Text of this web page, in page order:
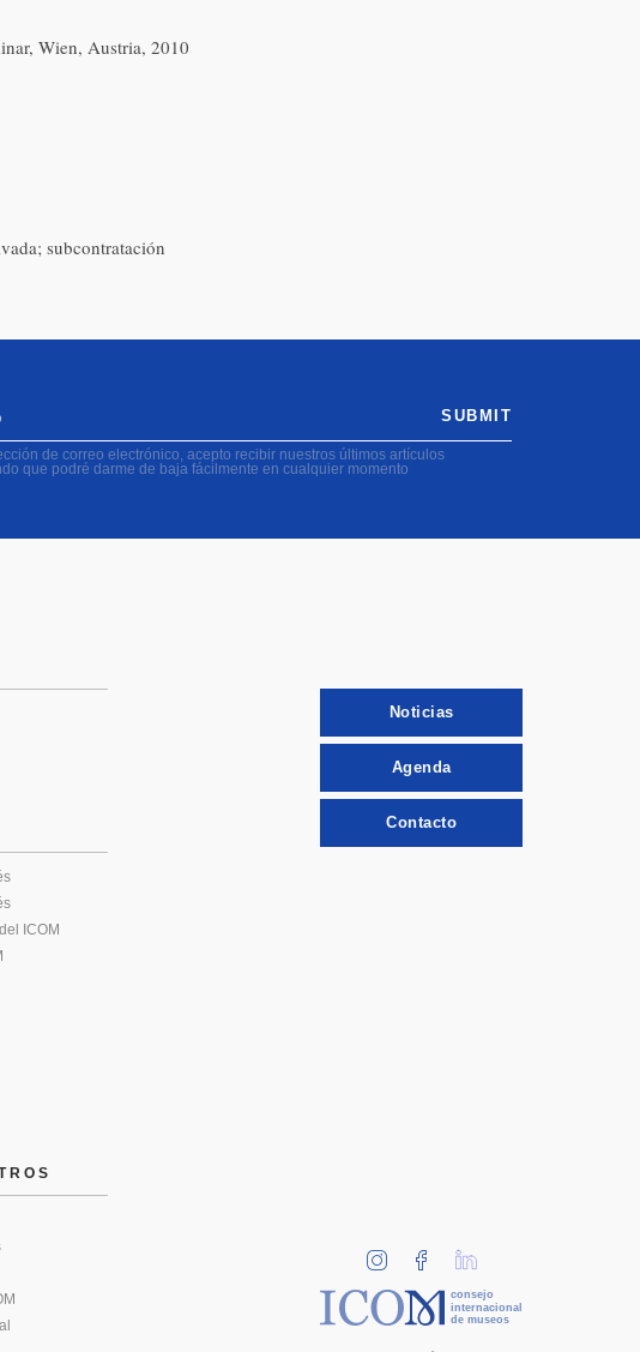
Wien, Austria, 2010
subcontratación
de correo electrónico, acepto recibir nuestros últimos artículos
que podré darme de baja fácilmente en cualquier momento
SUBMIT
ICOM
Noticias
Agenda
Contacto
consejo
internacional
de museos